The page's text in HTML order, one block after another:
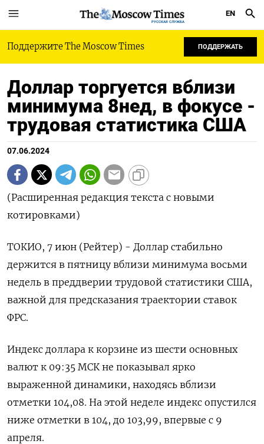
РУССКАЯ СЛУЖБА
EN
Поддержите The Moscow Times ПОДДЕРЖАТЬ
Доллар торгуется вблизи
минимума 8нед, в фокусе -
трудовая статистика США
07.06.2024
(Расширенная редакция текста с новыми
котировками)
ТОКИО, 7 июн (Рейтер) - Доллар стабильно
держится в пятницу вблизи минимума восьми
недель в преддверии трудовой статистики США,
важной для предсказания траектории ставок
ФРС.
Индекс доллара к корзине из шести основных
валют к 09:35 МСК не показывал ярко
выраженной динамики, находясь вблизи
отметки 104,08​. На этой неделе индекс опустился
ниже отметки в 104, до 103,99, впервые с 9
апреля.